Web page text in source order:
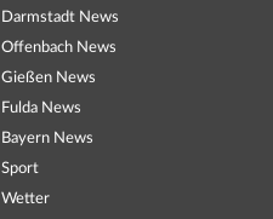
Darmstadt News
Offenbach News
Gießen News
Fulda News
Bayern News
Sport
Wetter